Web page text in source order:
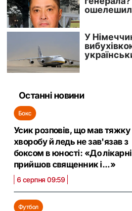
Останні новини
Бокс
Усик розповів, що мав тяжку
хворобу й ледь не зав'язав з
боксом в юності: «До лікарні
прийшов священник і...»
6 серпня 09:59
Футбол